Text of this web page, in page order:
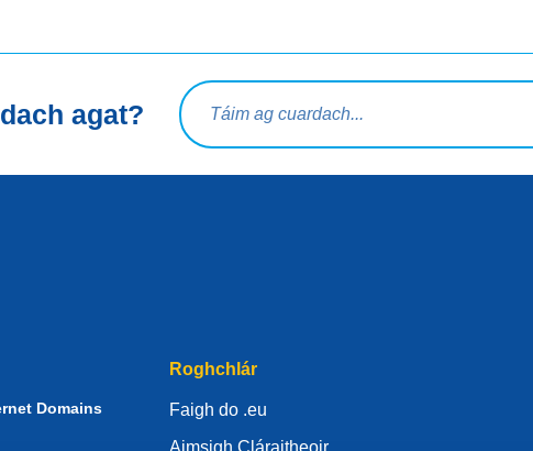
agat?
Ceist chuardaigh
Domains
Roghchlár
Faigh do .eu
Aimsigh Cláraitheoir